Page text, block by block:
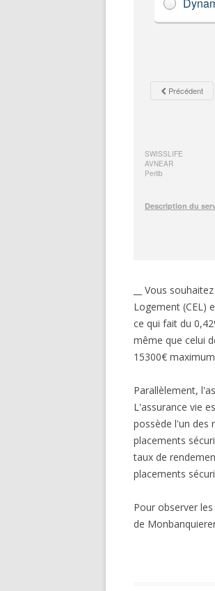
__ Vous
Logement (CEL)
ce qui fait du
même que celui
15300€
Parallèlement,
L'assurance vie
possède l'un des
placements
taux de
placements
Pour observer
de